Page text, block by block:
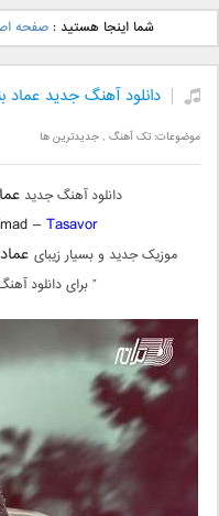
دانلود آهنگ جدید
بانی بنام قرص قمر 2
شما اینجا هستید :صفحه
دانلود آهنگ جدید عماد
موضوعات:تک آهنگ ,جدیدترین ها
دانلود آهنگ جدید
–Tasavor
موزیک جدید و بسیار زیبای عماد
” برای دانلود